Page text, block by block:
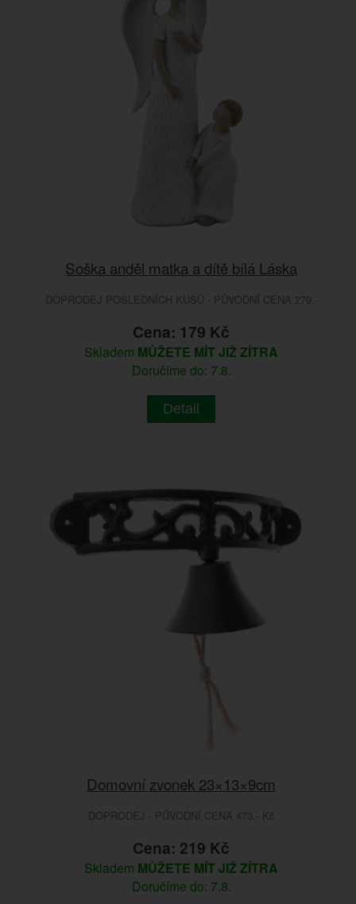
Soška anděl matka a dítě bílá Láska
DOPRODEJ POSLEDNÍCH KUSŮ - PŮVODNÍ CENA 279.-
Cena: 179 Kč
Skladem MŮŽETE MÍT JIŽ ZÍTRA
Doručíme do: 7.8.
Detail
Domovní zvonek 23×13×9cm
DOPRODEJ - PŮVODNÍ CENA 473.- Kč
Cena: 219 Kč
Skladem MŮŽETE MÍT JIŽ ZÍTRA
Doručíme do: 7.8.